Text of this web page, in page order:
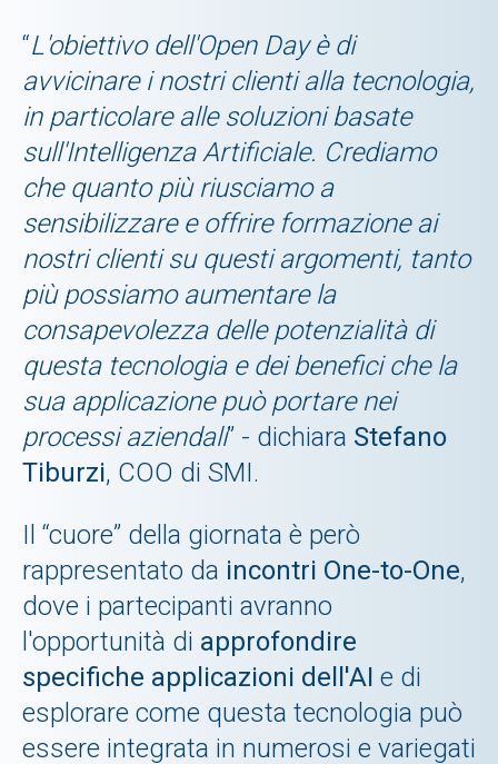
“L'obiettivo dell'Open Day è di
avvicinare i nostri clienti alla tecnologia,
in particolare alle soluzioni basate
sull'Intelligenza Artificiale. Crediamo
che quanto più riusciamo a
sensibilizzare e offrire formazione ai
nostri clienti su questi argomenti, tanto
più possiamo aumentare la
consapevolezza delle potenzialità di
questa tecnologia e dei benefici che la
sua applicazione può portare nei
processi aziendali” - dichiara Stefano
Tiburzi, COO di SMI.
Il “cuore” della giornata è però
rappresentato da incontri One-to-One,
dove i partecipanti avranno
l'opportunità di approfondire
specifiche applicazioni dell'AI e di
esplorare come questa tecnologia può
essere integrata in numerosi e variegati